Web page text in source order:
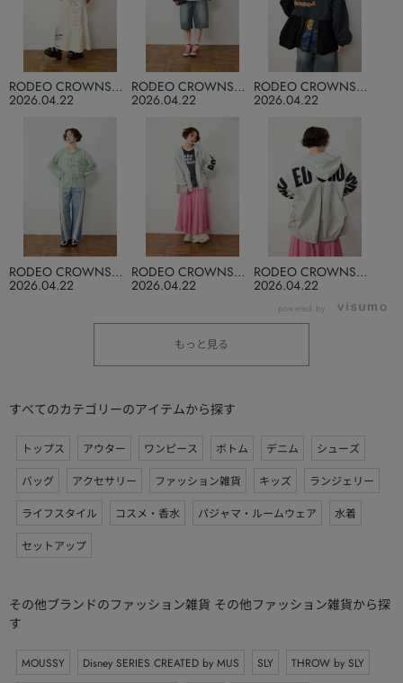
2026.04.22
RODEO CROWNS
WIDE BOWL 2026.04.22
RODEO CROWNS
WIDE BOWL 2026.04.22
RODEO CROWNS
WIDE BOWL
2026.04.22
RODEO CROWNS
WIDE BOWL 2026.04.22
RODEO CROWNS
WIDE BOWL 2026.04.22
RODEO CROWNS
WIDE BOWL
powered by
もっと見る
すべてのカテゴリーのアイテムから探す
トップス アウター ワンピース ボトム デニム
シューズ
バッグ
アクセサリー ファッション雑貨 キッズ
ランジェリー
ライフスタイル
コスメ・香水 パジャマ・ルームウェア
水着
セットアップ
その他ブランドのファッション雑貨 その他ファッション雑貨から探
す
MOUSSY Disney SERIES CREATED by MUS SLY
THROW by SLY